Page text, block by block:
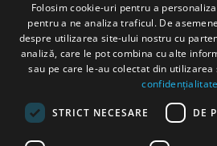
CLIENTI
DATE
Folosim cookie-uri pentru a
pentru a ne analiza traficul. De
despre utilizarea site-ului nostru cu
analiză, care le pot combina cu alte
sau pe care le-au colectat din
confidențialitate
STRICT NECESARE DE